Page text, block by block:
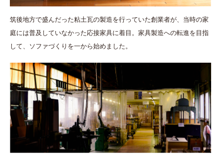
筑後地方で盛んだった粘土瓦の製造を行っていた創業者が、当時の家
庭には普及していなかった応接家具に着目。家具製造への転進を目指
して、ソファづくりを一から始めました。